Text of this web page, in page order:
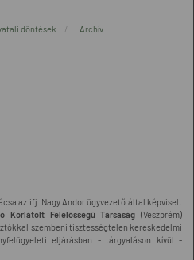
döntések
Archív
az ifj. Nagy Andor ügyvezető által képviselt
Korlátolt Felelősségű Társaság (Veszprém)
szembeni tisztességtelen kereskedelmi
eljárásban - tárgyaláson kívül -